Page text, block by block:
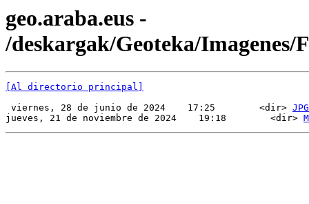
geo.araba.eus -
/deskargak/Geoteka/Imagenes/
[Al directorio principal]
viernes, 28 de junio de 2024    17:25        <dir> JPG
jueves, 21 de noviembre de 2024    19:18        <dir>